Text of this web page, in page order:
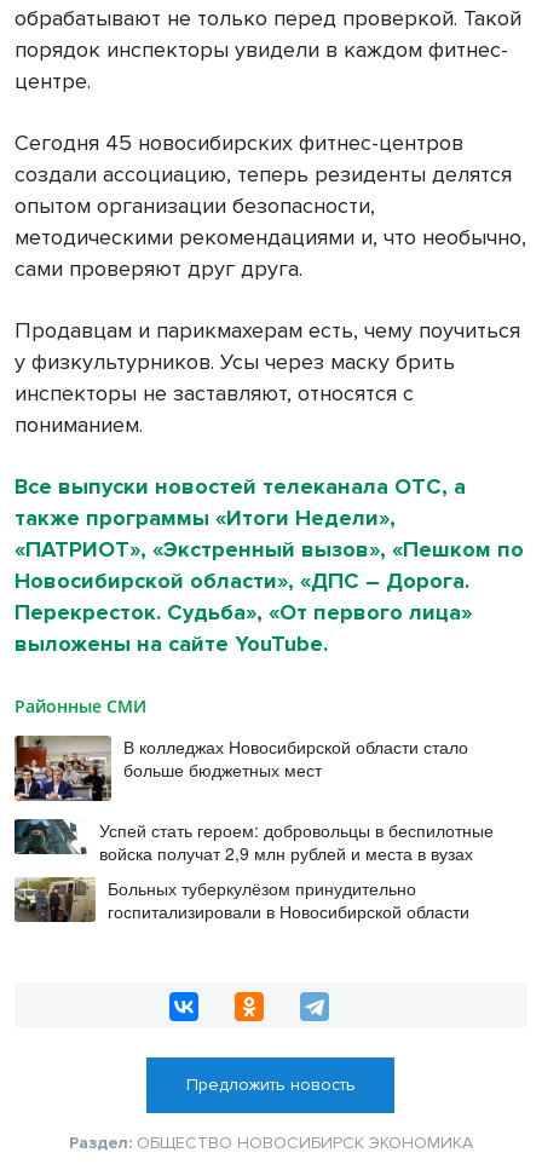
обрабатывают не только перед проверкой. Такой
порядок инспекторы увидели в каждом фитнес-
центре.
Сегодня 45 новосибирских фитнес-центров
создали ассоциацию, теперь резиденты делятся
опытом организации безопасности,
методическими рекомендациями и, что необычно,
сами проверяют друг друга.
Продавцам и парикмахерам есть, чему поучиться
у физкультурников. Усы через маску брить
инспекторы не заставляют, относятся с
пониманием.
Все выпуски новостей телеканала ОТС, а
также программы «Итоги Недели»,
«ПАТРИОТ», «Экстренный вызов», «Пешком по
Новосибирской области», «ДПС – Дорога.
Перекресток. Судьба», «От первого лица»
выложены на сайте YouTube.
Районные СМИ
В колледжах Новосибирской области стало
больше бюджетных мест
Успей стать героем: добровольцы в беспилотные
войска получат 2,9 млн рублей и места в вузах
Больных туберкулёзом принудительно
госпитализировали в Новосибирской области
Предложить новость
Раздел: ОБЩЕСТВО НОВОСИБИРСК ЭКОНОМИКА